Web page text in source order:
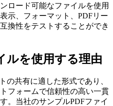
ロード可能なファイルを使用
示、フォーマット、PDFリー
換性をテストすることができ
ルを使用する理由
の共有に適した形式であり、
フォームで信頼性の高い一貫
。当社のサンプルPDFファイ